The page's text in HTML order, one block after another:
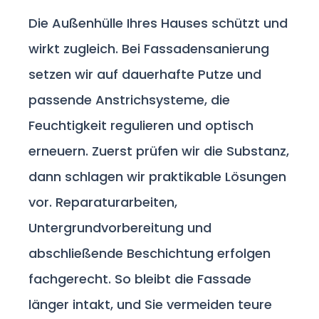
Die Außenhülle Ihres Hauses schützt und
wirkt zugleich. Bei Fassadensanierung
setzen wir auf dauerhafte Putze und
passende Anstrichsysteme, die
Feuchtigkeit regulieren und optisch
erneuern. Zuerst prüfen wir die Substanz,
dann schlagen wir praktikable Lösungen
vor. Reparaturarbeiten,
Untergrundvorbereitung und
abschließende Beschichtung erfolgen
fachgerecht. So bleibt die Fassade
länger intakt, und Sie vermeiden teure